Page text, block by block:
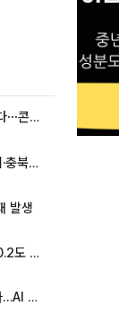
빅뱅, 20주년 기념 '새 뱅봉' 선보인다⋯콘서트 앞두고 팝업 개최
수수색
발생
기록
SK하이닉스, 용인·청주에 54조 투자…AI 메모리 생산기지 키운다